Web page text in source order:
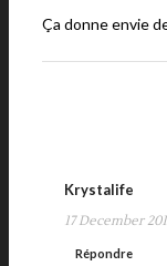
Ça donne envie
Krystalife
17 December
Répondre